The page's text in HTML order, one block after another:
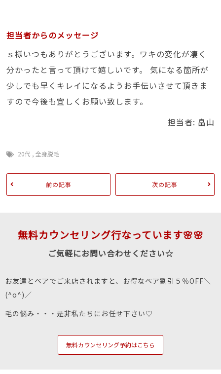
担当者からのメッセージ
ｓ様いつもありがとうございます。ワキの変化が凄く
分かったと言って頂けて嬉しいです。 気になる箇所が
少しでも早くキレイになるようお手伝いさせて頂きま
すので今後も宜しくお願い致します。
担当者: 畠山
20代 ,全身脱毛
前の記事 次の記事
無料カウンセリング行なっています🌸🌸
ご気軽にお問い合わせください☆
お友達とペアでご来店されますと、お得なペア割引５％OFF＼
(^o^)／
毛の悩み・・・是非私たちにお任せ下さい♡
無料カウンセリング予約はこちら